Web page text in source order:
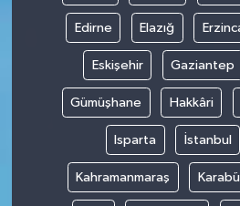
Edirne Elazığ
Eskişehir Gaziantep
Gümüşhane Hakkâri
Isparta İstanbul
Kahramanmaraş